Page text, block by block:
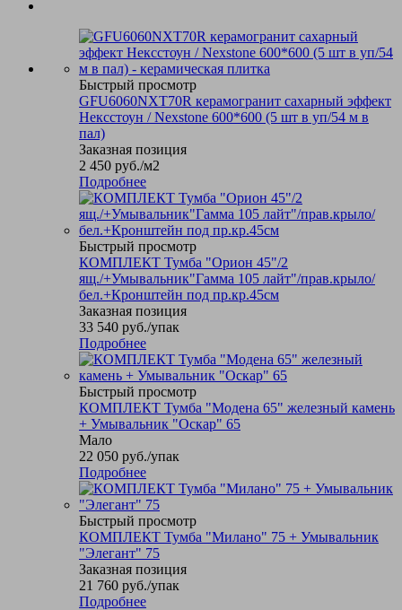
Быстрый просмотр
GFU6060NXT70R керамогранит сахарный эффект
Нексстоун / Nexstone 600*600 (5 шт в уп/54 м в
пал)
Заказная позиция
2 450 руб./м2
Подробнее
Быстрый просмотр
КОМПЛЕКТ Тумба "Орион 45"/2
ящ./+Умывальник"Гамма 105 лайт"/прав.крыло/
бел.+Кронштейн под пр.кр.45см
Заказная позиция
33 540 руб./упак
Подробнее
Быстрый просмотр
КОМПЛЕКТ Тумба "Модена 65" железный камень
+ Умывальник "Оскар" 65
Мало
22 050 руб./упак
Подробнее
Быстрый просмотр
КОМПЛЕКТ Тумба "Милано" 75 + Умывальник
"Элегант" 75
Заказная позиция
21 760 руб./упак
Подробнее